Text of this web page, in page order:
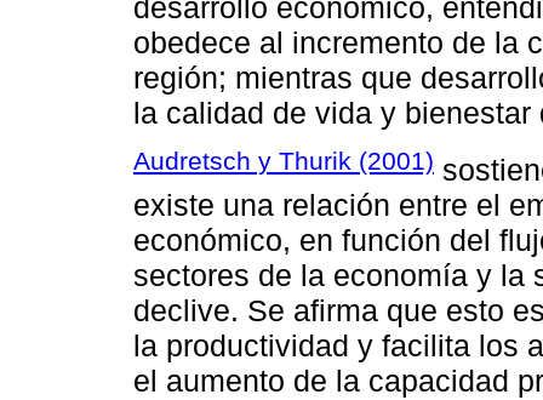
desarrollo económico,
obedece al incremento de la
región; mientras que
la calidad de vida y bienestar
Audretsch y Thurik (2001)
existe una relación entre el
económico, en función del
sectores de la economía y la
declive. Se afirma que esto
la productividad y facilita los
el aumento de la capacidad